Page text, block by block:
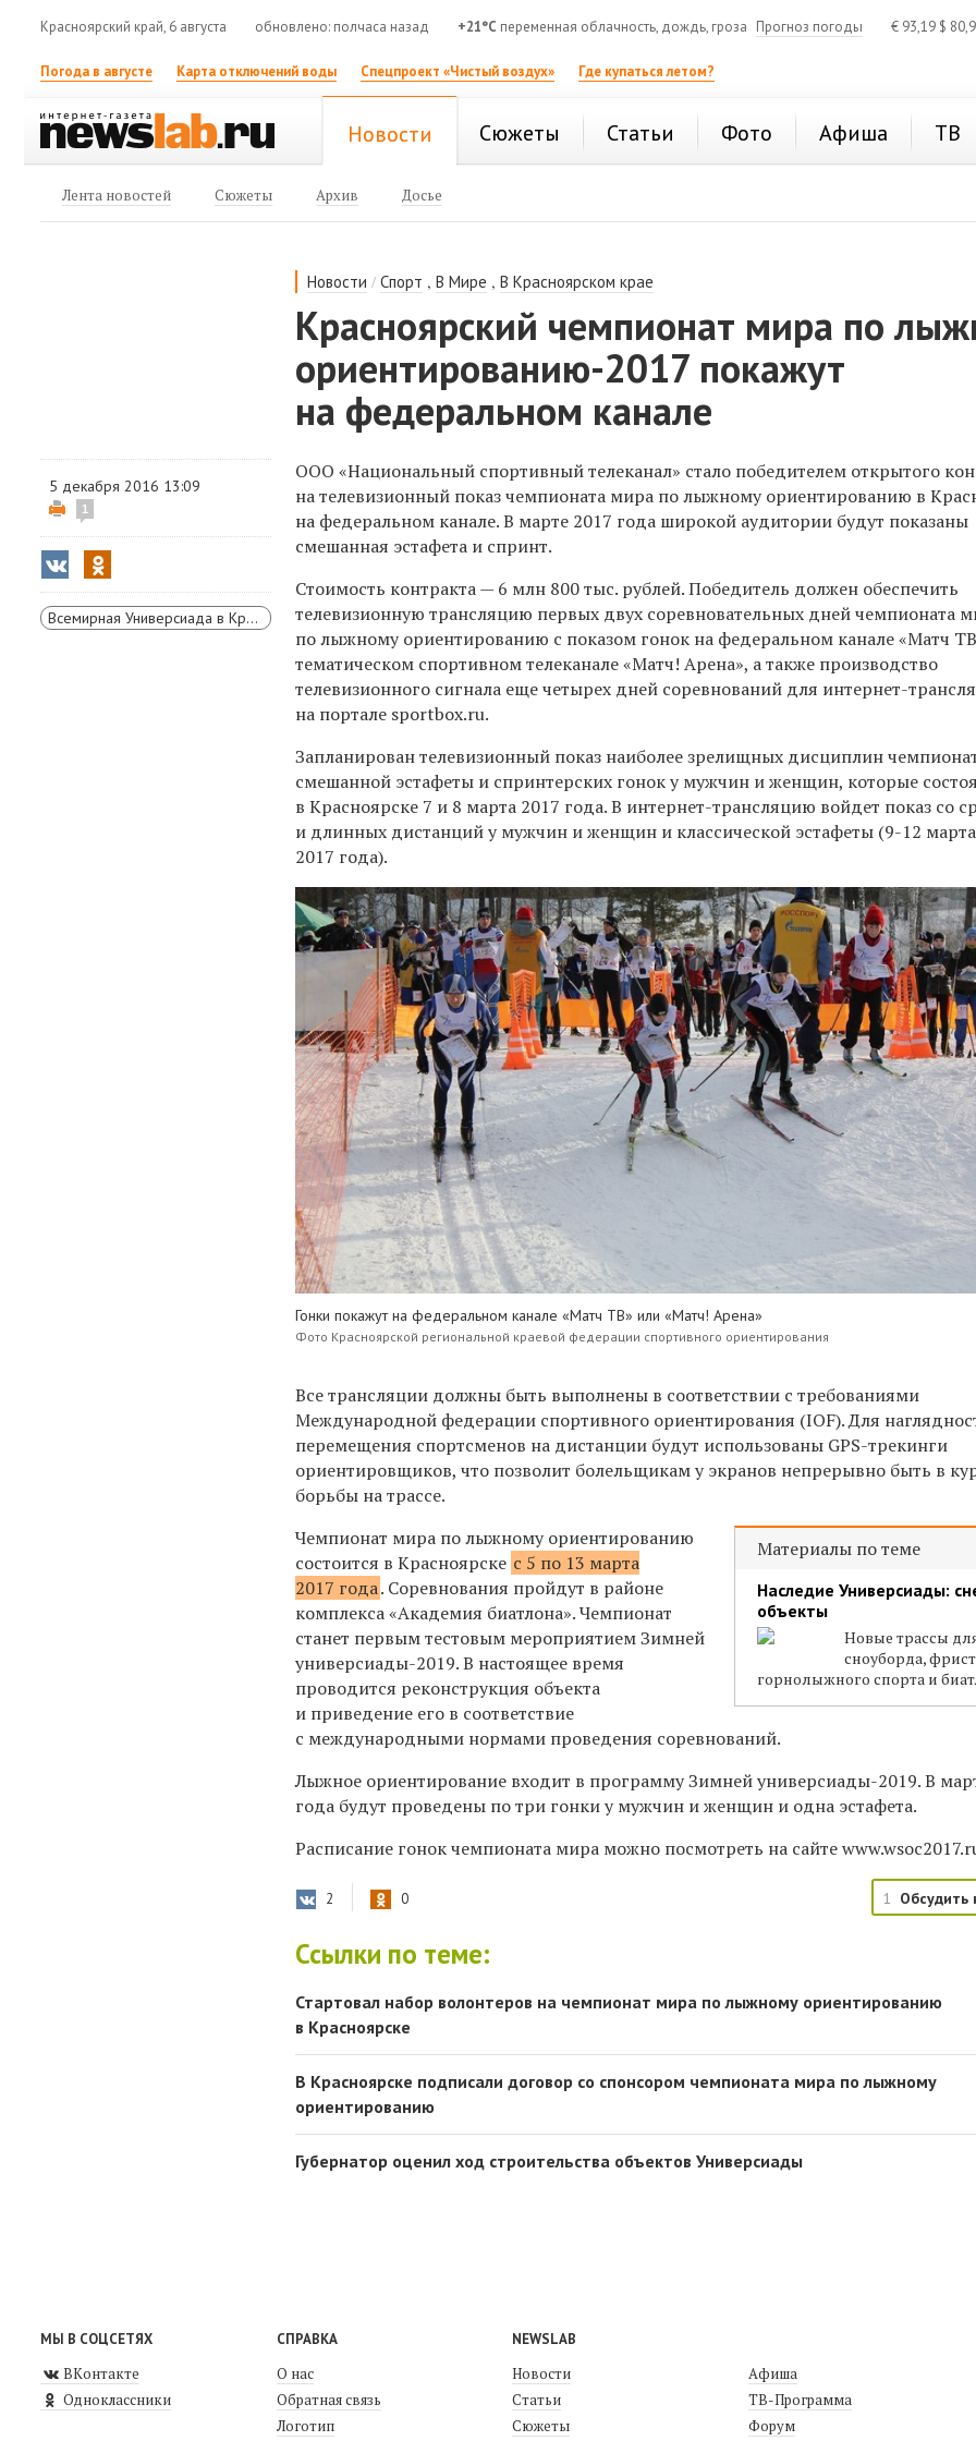
Красноярский край, 6 августа обновлено: полчаса назад +21°C переменная облачность, дождь, гроза Прогноз погоды € 93,19 $
Погода в августе Карта отключений воды Спецпроект «Чистый воздух» Где купаться летом?
Новости Сюжеты Статьи Фото Афиша ТВ
Лента новостей Сюжеты Архив Досье
Новости /Спорт ,В Мире ,В Красноярском крае
Красноярский чемпионат мира по
ориентированию-2017 покажут
на федеральном канале
5 декабря 2016 13:09
1
Всемирная Универсиада в Красноярске
ООО «Национальный спортивный телеканал» стало победителем открытого
на телевизионный показ чемпионата мира по лыжному ориентированию в
на федеральном канале. В марте 2017 года широкой аудитории будут показаны
смешанная эстафета и спринт.
Стоимость контракта — 6 млн 800 тыс. рублей. Победитель должен обеспечить
телевизионную трансляцию первых двух соревновательных дней чемпионата
по лыжному ориентированию с показом гонок на федеральном канале «Матч
тематическом спортивном телеканале «Матч! Арена», а также производство
телевизионного сигнала еще четырех дней соревнований для интернет-
на портале sportbox.ru.
Запланирован телевизионный показ наиболее зрелищных дисциплин
смешанной эстафеты и спринтерских гонок у мужчин и женщин, которые
в Красноярске 7 и 8 марта 2017 года. В интернет-трансляцию войдет показ со
и длинных дистанций у мужчин и женщин и классической эстафеты (9-12 марта
2017 года).
Гонки покажут на федеральном канале «Матч ТВ» или «Матч! Арена»
Фото Красноярской региональной краевой федерации спортивного ориентирования
Все трансляции должны быть выполнены в соответствии с требованиями
Международной федерации спортивного ориентирования (IOF). Для
перемещения спортсменов на дистанции будут использованы GPS-трекинги
ориентировщиков, что позволит болельщикам у экранов непрерывно быть в
борьбы на трассе.
Материалы по теме
Наследие Универсиады:
объекты
Новые трассы
сноуборда,
горнолыжного спорта и
Чемпионат мира по лыжному ориентированию
состоится в Красноярске с 5 по 13 марта
2017 года. Соревнования пройдут в районе
комплекса «Академия биатлона». Чемпионат
станет первым тестовым мероприятием Зимней
универсиады-2019. В настоящее время
проводится реконструкция объекта
и приведение его в соответствие
с международными нормами проведения соревнований.
Лыжное ориентирование входит в программу Зимней универсиады-2019. В
года будут проведены по три гонки у мужчин и женщин и одна эстафета.
Расписание гонок чемпионата мира можно посмотреть на сайте
2 0 1 Обсудить
Ссылки по теме:
Стартовал набор волонтеров на чемпионат мира по лыжному ориентированию
в Красноярске
В Красноярске подписали договор со спонсором чемпионата мира по лыжному
ориентированию
Губернатор оценил ход строительства объектов Универсиады
МЫ В СОЦСЕТЯХ
ВКонтакте
Одноклассники
СПРАВКА
О нас
Обратная связь
Логотип
NEWSLAB
Новости
Статьи
Сюжеты
Афиша
ТВ-Программа
Форум